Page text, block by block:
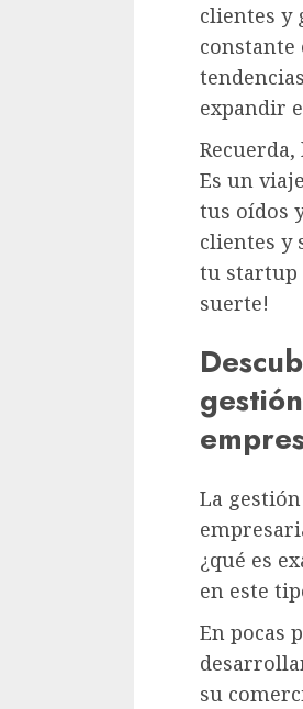
clientes y
constante
expandir
Es un
tus oídos
clientes y
tu startup
suerte!
La
¿qué es
en este
En pocas
su